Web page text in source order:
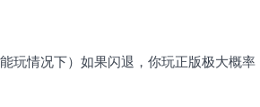
玩情况下）如果闪退，你玩正版极大概率